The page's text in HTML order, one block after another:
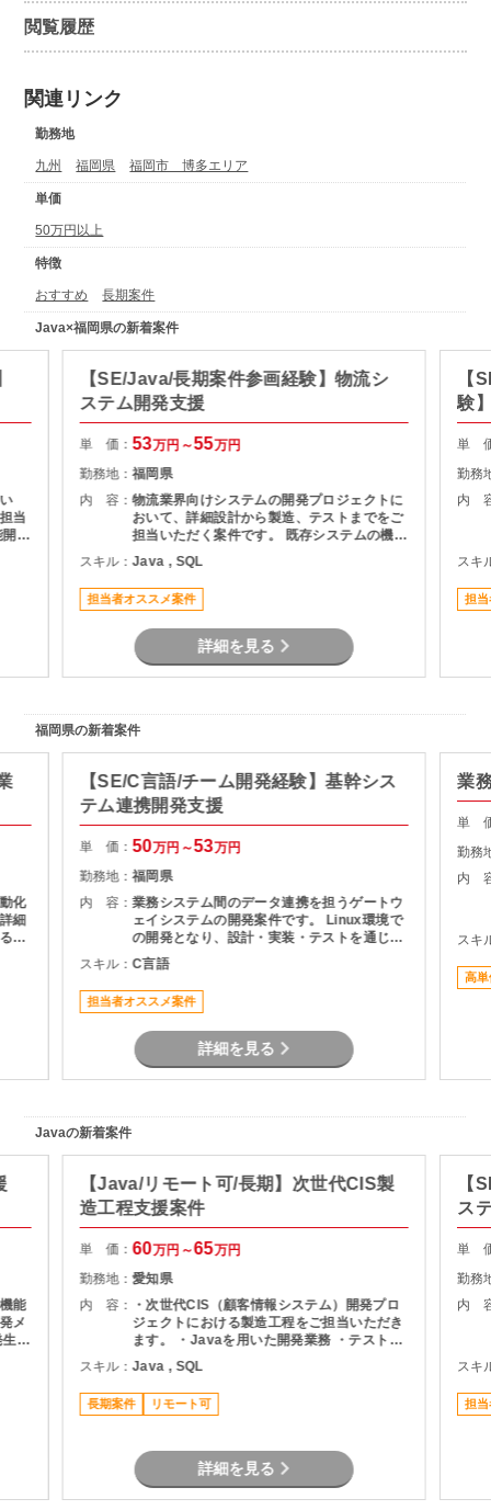
閲覧履歴
関連リンク
勤務地
九州 福岡県 福岡市 博多エリア
単価
50万円以上
特徴
おすすめ 長期案件
Java×福岡県の新着案件
当
【SE/Java/長期案件参画経験】物流シ
ステム開発支援
単 価：53万円～55万円
勤務地：福岡県
内 容：物流業界向けシステムの開発プロジェクトに
おいて、詳細設計から製造、テストまでをご
担当いただく案件です。 既存システムの機能
追加や改修を中心に対応いただき、長期的に
プロジェクトへ参画できる環境となっていま
す。 物流システムの経験がなくても、Java
による業務系開発経験を活かして参画可能で
スキル：Java , SQL
担当者オススメ案件
詳細を見る
【
験
援
単
勤務
内
スキ
担当
福岡県の新着案件
化
細
こ
【SE/C言語/チーム開発経験】基幹シス
テム連携開発支援
単 価：50万円～53万円
勤務地：福岡県
内 容：業務システム間のデータ連携を担うゲートウ
ェイシステムの開発案件です。 Linux環境で
の開発となり、設計・実装・テストを通じて
システムの安定稼働を支える役割を担当いた
だきます。 長期案件のため、腰を据えて開発
に携わりたい方におすすめです。
スキル：C言語
担当者オススメ案件
詳細を見る
業
単
勤務
内
スキ
高単
Javaの新着案件
能
メ
【Java/リモート可/長期】次世代CIS製
造工程支援案件
単 価：60万円～65万円
勤務地：愛知県
内 容：
・次世代CIS（顧客情報システム）開発プロ
ジェクトにおける製造工程をご担当いただき
ます。 ・Javaを用いた開発業務 ・テスト実
施（Junit） ・Oracle環境での開発 ・結合工
程を中心とした開発支援
スキル：Java , SQL
長期案件 リモート可
詳細を見る
【
ス
単
勤務
内
スキ
担当